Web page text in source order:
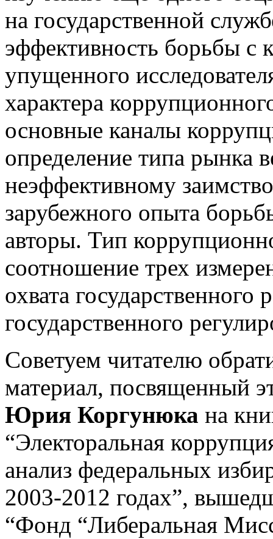
на государственной
эффективность борьбы с
упущенного
характера
основные каналы
определение типа рынка
неэффективному
зарубежного опыта
авторы. Тип
соотношение трех
охвата государственного
государственного
Советуем читателю
материал, посвященный
Юрия Коргунюка на
“Электоральная
анализ федеральных
2003‑2012 годах”,
“Фонд “Либеральная